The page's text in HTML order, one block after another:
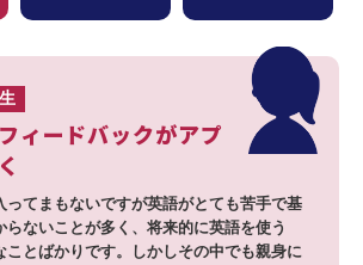
ィードバックがアプ
ってまもないですが英語がとても苦手で基
らないことが多く、将来的に英語を使う
ことばかりです。しかしその中でも親身に